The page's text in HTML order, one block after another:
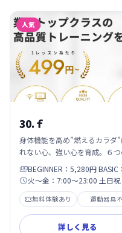
人気
30.ｆ
身体機能を高め”燃えるカラダ
れない心、強い心を育成。６
BEGINNER：5,280円
火〜金：7:00～23:00 土日
無料体験あり 運動器具
詳しく見る